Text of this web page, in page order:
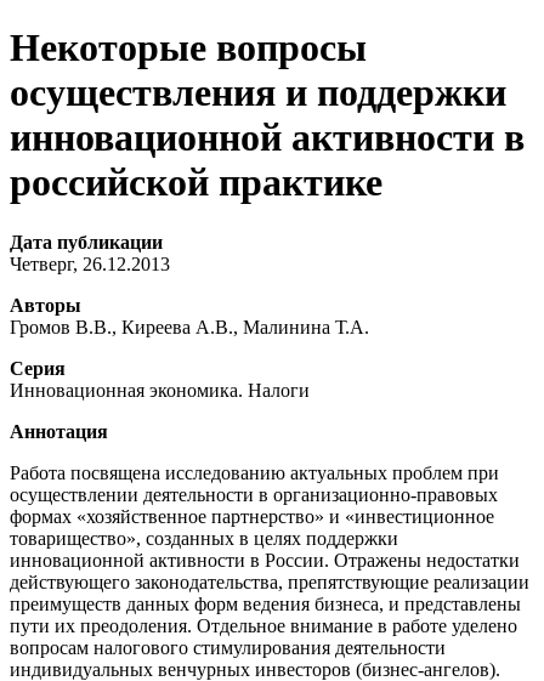
Некоторые вопросы
осуществления и поддержки
инновационной активности в
российской практике
Дата публикации
Четверг, 26.12.2013
Авторы
Громов В.В., Киреева А.В., Малинина Т.А.
Серия
Инновационная экономика. Налоги
Аннотация
Работа посвящена исследованию актуальных проблем при
осуществлении деятельности в организационно-правовых
формах «хозяйственное партнерство» и «инвестиционное
товарищество», созданных в целях поддержки
инновационной активности в России. Отражены недостатки
действующего законодательства, препятствующие реализации
преимуществ данных форм ведения бизнеса, и представлены
пути их преодоления. Отдельное внимание в работе уделено
вопросам налогового стимулирования деятельности
индивидуальных венчурных инвесторов (бизнес-ангелов).